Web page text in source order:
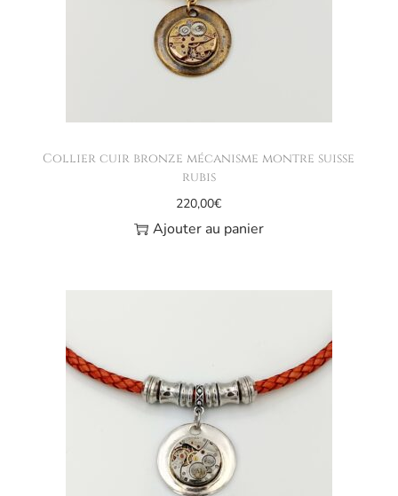
Collier cuir bronze mécanisme montre suisse
rubis
220,00€
Ajouter au panier